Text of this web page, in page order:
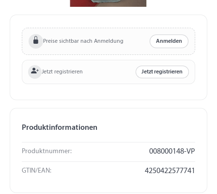
Preise sichtbar nach Anmeldung Anmelden
Jetzt registrieren Jetzt registrieren
Produktinformationen
Produktnummer: 008000148-VP
GTIN/EAN: 4250422577741